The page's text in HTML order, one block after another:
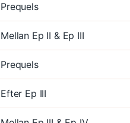
Prequels
Mellan Ep II & Ep III
Prequels
Efter Ep III